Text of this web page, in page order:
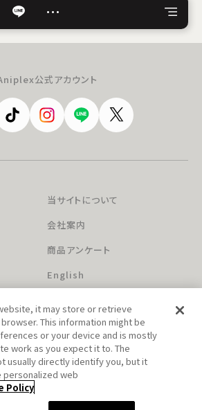
…
公式アカウント
当サイトについて
会社案内
商品アンケート
English
掲載されている著作物の無断利用を禁じます。
it may store or retrieve
This information might be
or your device and is mostly
work as you expect it to. The
usually directly identify you, but it
personalized web
Policy